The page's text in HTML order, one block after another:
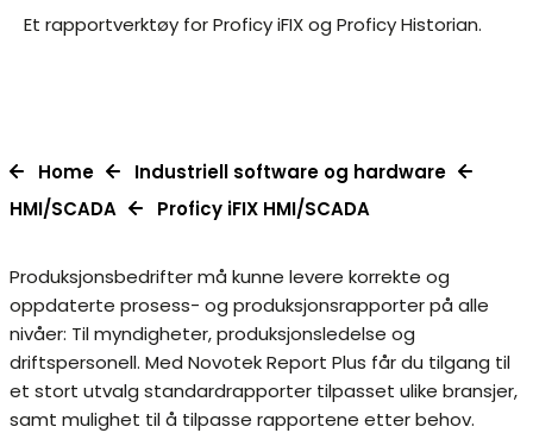
Et rapportverktøy for Proficy iFIX og Proficy Historian.
Home
Industriell software og hardware
HMI/SCADA
Proficy iFIX HMI/SCADA
Produksjonsbedrifter må kunne levere korrekte og
oppdaterte prosess- og produksjonsrapporter på alle
nivåer: Til myndigheter, produksjonsledelse og
driftspersonell. Med Novotek Report Plus får du tilgang til
et stort utvalg standardrapporter tilpasset ulike bransjer,
samt mulighet til å tilpasse rapportene etter behov.